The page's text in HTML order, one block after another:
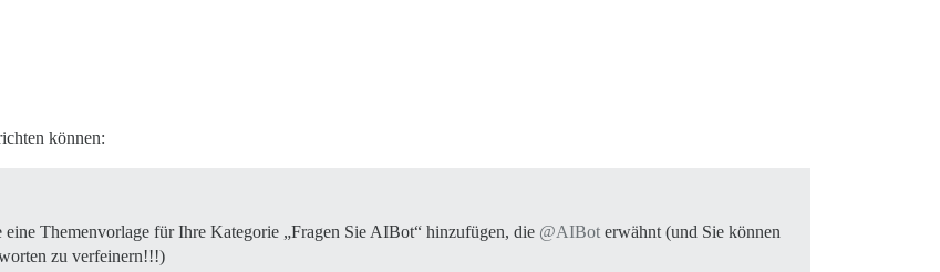
können:
Themenvorlage für Ihre Kategorie „Fragen Sie AIBot“ hinzufügen, die @AIBot erwähnt (und Sie können
zu verfeinern!!!)